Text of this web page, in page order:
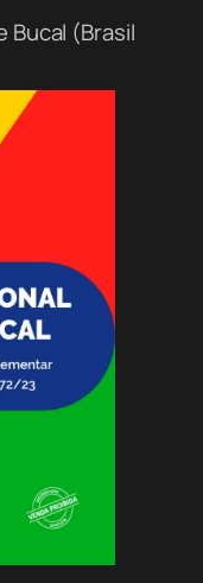
Bucal (Brasil